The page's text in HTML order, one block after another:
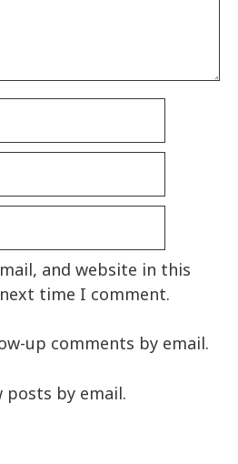
and website in this
time I comment.
up comments by email.
by email.